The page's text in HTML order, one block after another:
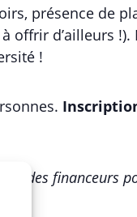
présence de
offrir d’ailleurs !).
!
des financeurs